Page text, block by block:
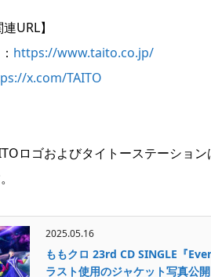
URL】
https://www.taito.co.jp/
x.com/TAITO
ロゴおよびタイトーステーショ
2025.05.16
ももクロ 23rd CD SINGLE『
ラスト使用のジャケット写真公